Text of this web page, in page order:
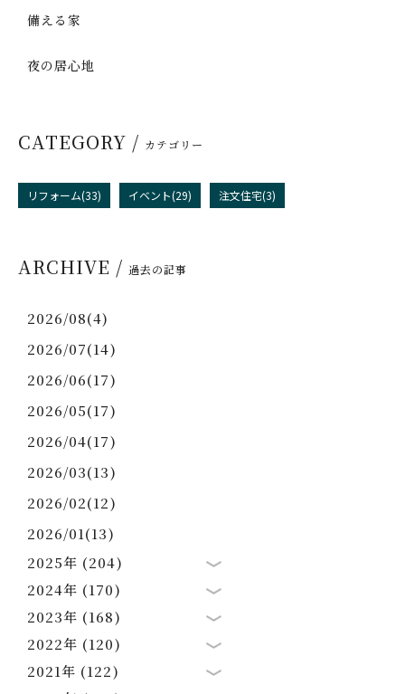
備える家
夜の居心地
CATEGORY / カテゴリー
リフォーム(33) イベント(29) 注文住宅(3)
ARCHIVE / 過去の記事
2026/08(4)
2026/07(14)
2026/06(17)
2026/05(17)
2026/04(17)
2026/03(13)
2026/02(12)
2026/01(13)
2025年 (204)
2024年 (170)
2023年 (168)
2022年 (120)
2021年 (122)